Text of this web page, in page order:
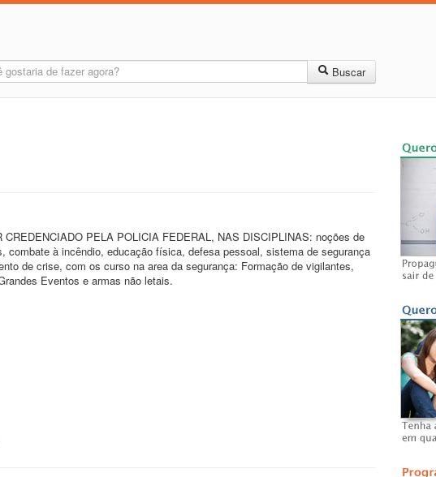
Buscar
PELA POLICIA FEDERAL, NAS DISCIPLINAS: noções de
à incêndio, educação física, defesa pessoal, sistema de segurança
de crise, com os curso na area da segurança: Formação de vigilantes,
Eventos e armas não letais.